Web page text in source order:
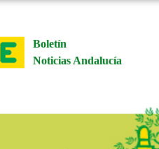
Boletín
Noticias Andalucía